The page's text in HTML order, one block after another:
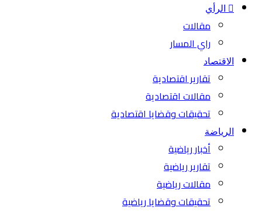
الرأي
مقالات
راي المسار
الاقتصاد
تقارير اقتصادية
مقالات اقتصادية
تحقيقات وقضايا اقتصادية
الرياضة
أخبار رياضية
تقارير رياضية
مقالات رياضية
تحقيقات وقضايا رياضية